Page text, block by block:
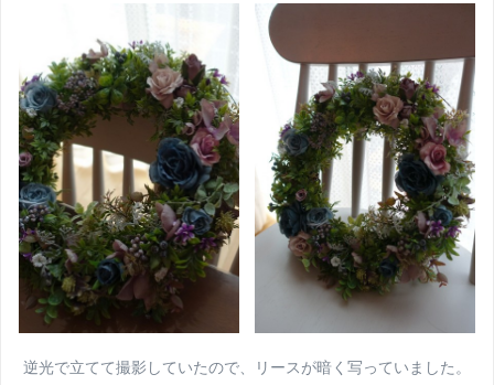
逆光で立てて撮影していたので、リースが暗く写っていました。